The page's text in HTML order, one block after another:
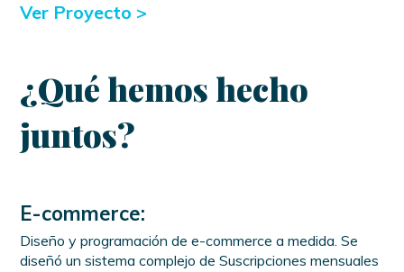
Ver Proyecto >
¿Qué hemos hecho
juntos?
E-commerce:
Diseño y programación de e-commerce a medida. Se
diseñó un sistema complejo de Suscripciones mensuales